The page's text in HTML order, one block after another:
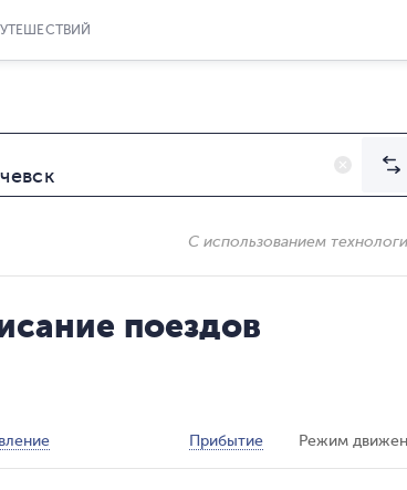
С использованием
поездов
Прибытие Режим